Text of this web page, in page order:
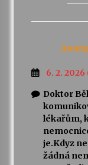
6. 2. 2026
Doktor
lékařům,
je.Kdyz
žádná